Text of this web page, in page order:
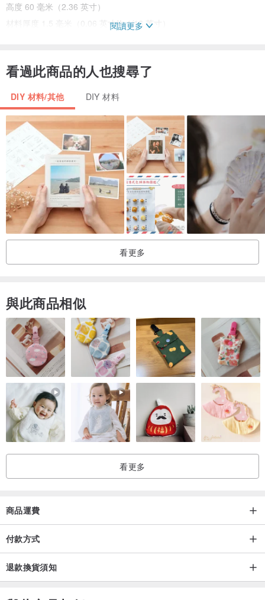
高度 60 毫米（2.36 英寸）
材料厚度 1.5 毫米（0.06 英寸約 1/16 英寸）
閱讀更多
看過此商品的人也搜尋了
DIY 材料/其他 DIY 材料
看更多
與此商品相似
看更多
商品運費
付款方式
退款換貨須知